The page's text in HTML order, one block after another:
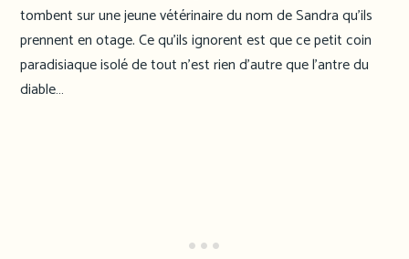
tombent sur une jeune vétérinaire du nom de Sandra qu’ils
prennent en otage. Ce qu’ils ignorent est que ce petit coin
paradisiaque isolé de tout n’est rien d’autre que l’antre du
diable…